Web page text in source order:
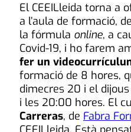
El CEEILleida torna a
a l’aula de formació,
la fórmula online, a
Covid-19, i ho farem
fer un
formació de 8 hores,
dimecres 20 i el
i les 20:00 hores. El
Carreras, de Fabra